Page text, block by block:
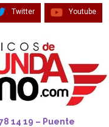
Twitter Youtube
– Puente